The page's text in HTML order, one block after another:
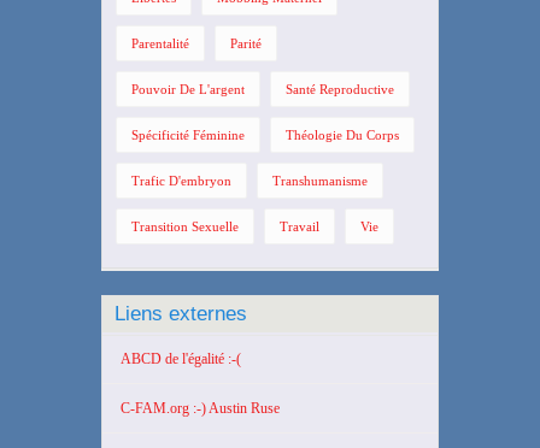
Parentalité Parité
Pouvoir De L'argent Santé Reproductive
Spécificité Féminine Théologie Du Corps
Trafic D'embryon Transhumanisme
Transition Sexuelle Travail Vie
Liens externes
ABCD de l'égalité :-(
C-FAM.org :-) Austin Ruse